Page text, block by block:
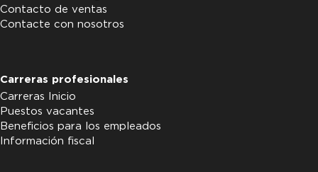
Contacto de ventas
Contacte con nosotros
Carreras profesionales
Carreras Inicio
Puestos vacantes
Beneficios para los empleados
Información fiscal